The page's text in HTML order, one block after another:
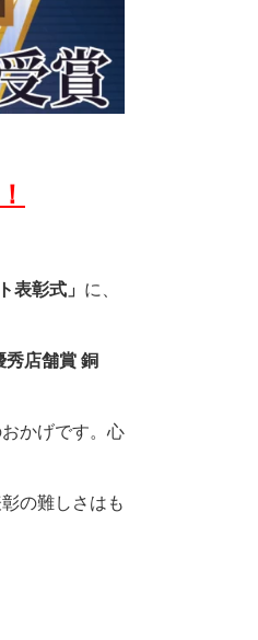
表彰式」 に、
秀店舗賞 銅
かげです。心
の難しさはも